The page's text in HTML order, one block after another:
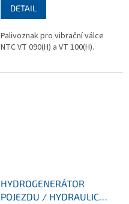
DETAIL
Palivoznak pro vibrační válce
NTC VT 090(H) a VT 100(H).
HYDROGENERÁTOR
POJEZDU / HYDRAULIC